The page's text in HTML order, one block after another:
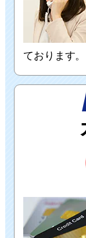
ております。